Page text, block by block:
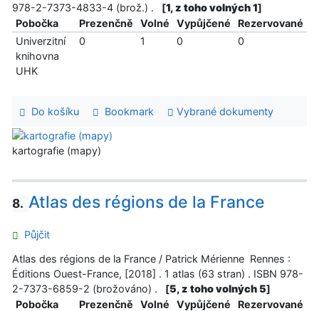
978-2-7373-4833-4 (brož.) .
[1, z toho volných 1]
Pobočka
Prezenčně Volné Vypůjčené
Rezervované
Univerzitní
knihovna
UHK
0 1 0 0
Do košíku Bookmark Vybrané dokumenty
kartografie (mapy)
8. Atlas des régions de la France
Půjčit
Atlas des régions de la France / Patrick Mérienne Rennes :
Éditions Ouest-France, [2018] . 1 atlas (63 stran) . ISBN 978-
2-7373-6859-2 (brožováno) .
[5, z toho volných 5]
Pobočka
Prezenčně Volné Vypůjčené
Rezervované